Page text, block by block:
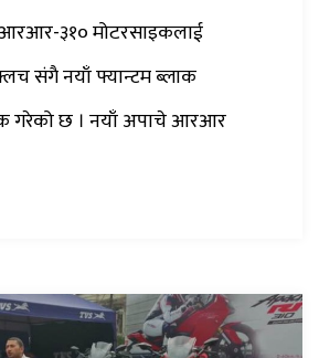
३१० मोटरसाइकलाई
संगै नयाँ फ्यान्टम ब्लाक
गरेको छ । नयाँ अपाचे आरआर